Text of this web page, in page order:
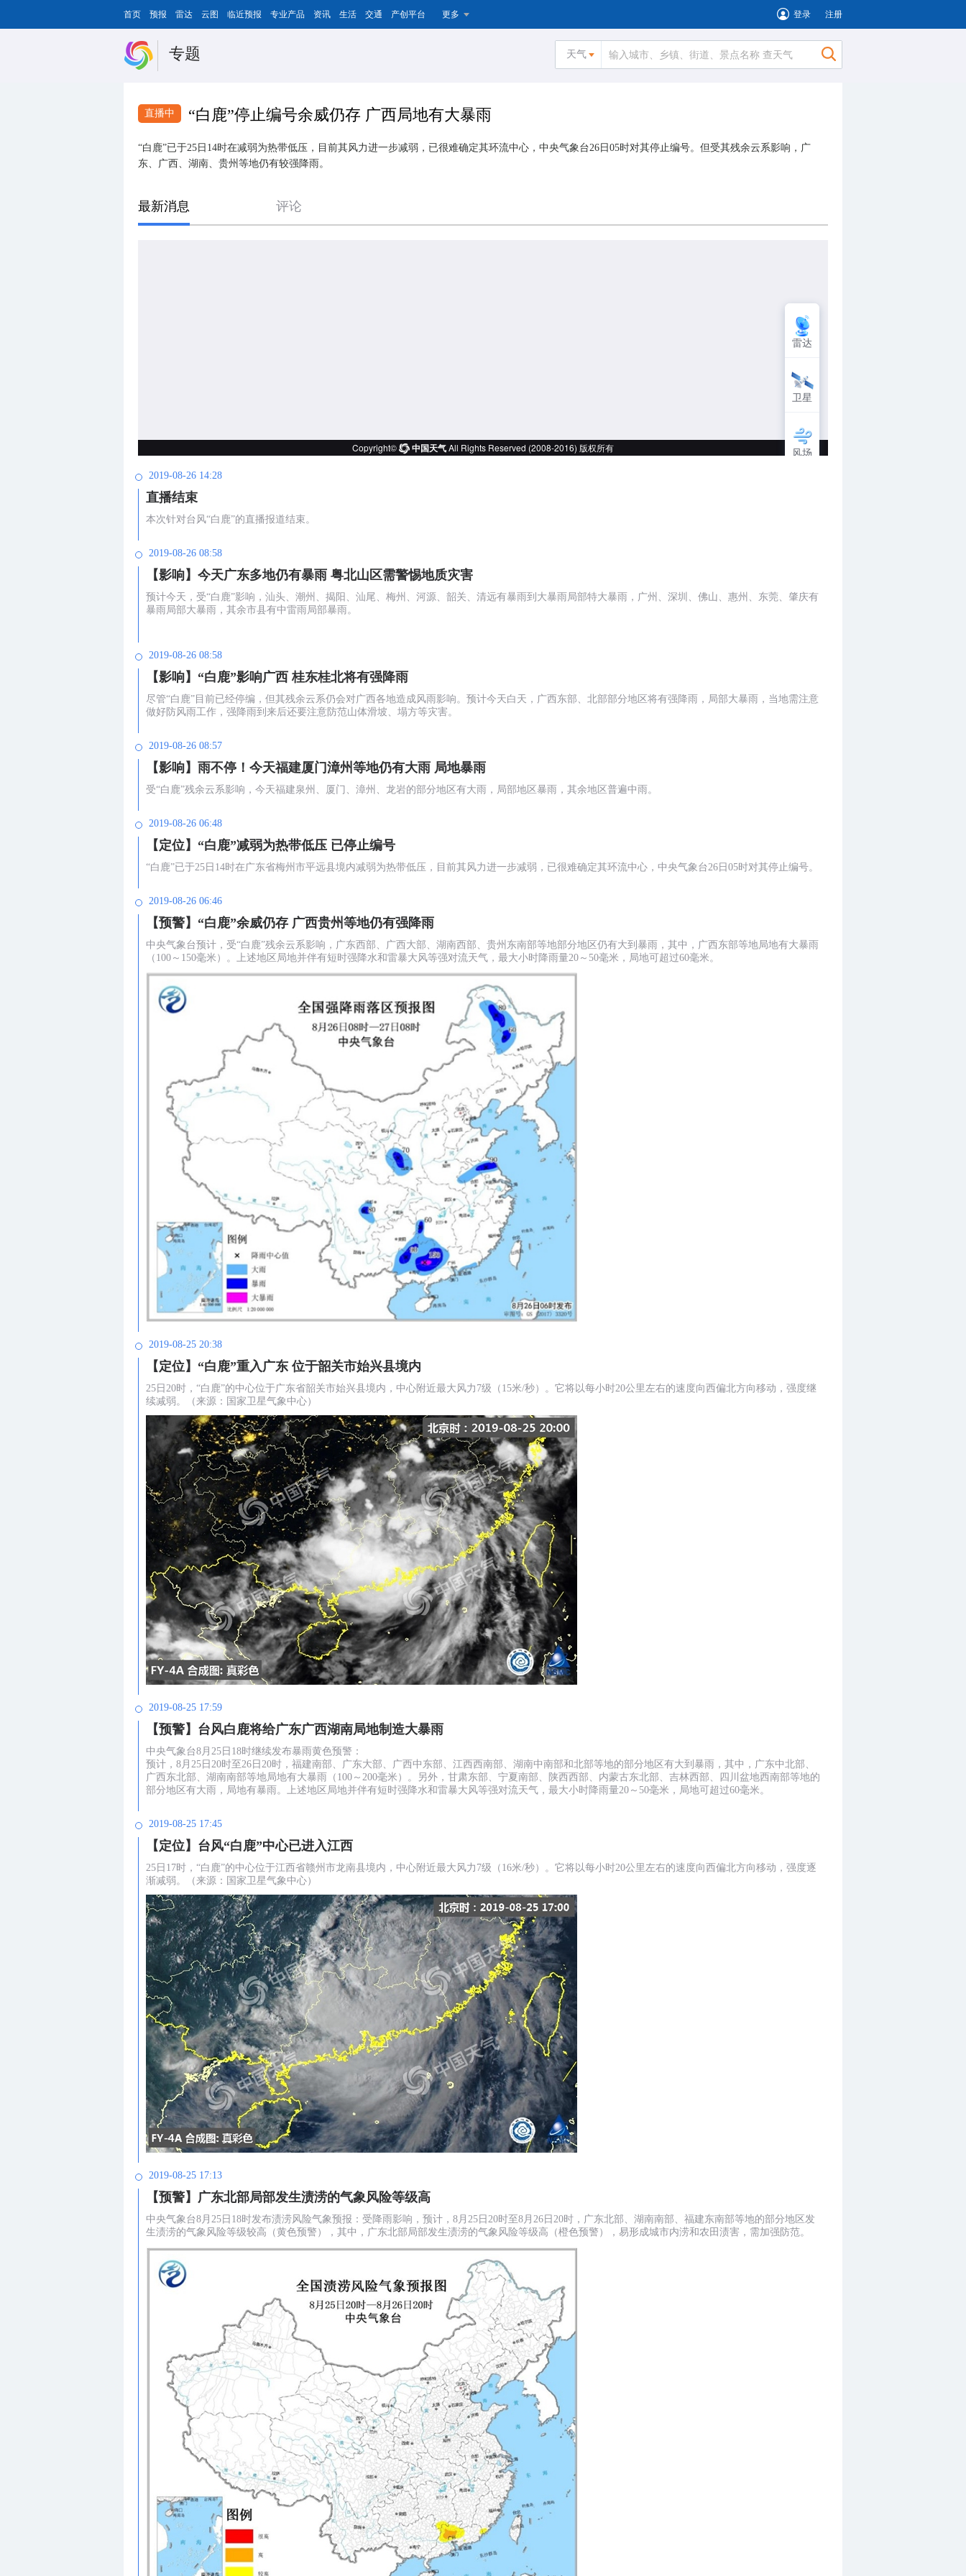
首页 预报 雷达 云图 临近预报 专业产品 资讯 生活 交通 产创平台 更多 登录 注册
专题 天气
直播中 “白鹿”停止编号余威仍存 广西局地有大暴雨
“白鹿”已于25日14时在减弱为热带低压，目前其风力进一步减弱，已很难确定其环流中心，中央气象台26日05时对其停止编号。但受其残余云系影响，广
东、广西、湖南、贵州等地仍有较强降雨。
最新消息 评论
2019-08-26 14:28
直播结束
本次针对台风“白鹿”的直播报道结束。
2019-08-26 08:58
【影响】今天广东多地仍有暴雨 粤北山区需警惕地质灾害
预计今天，受“白鹿”影响，汕头、潮州、揭阳、汕尾、梅州、河源、韶关、清远有暴雨到大暴雨局部特大暴雨，广州、深圳、佛山、惠州、东莞、肇庆有
暴雨局部大暴雨，其余市县有中雷雨局部暴雨。
2019-08-26 08:58
【影响】“白鹿”影响广西 桂东桂北将有强降雨
尽管“白鹿”目前已经停编，但其残余云系仍会对广西各地造成风雨影响。预计今天白天，广西东部、北部部分地区将有强降雨，局部大暴雨，当地需注意
做好防风雨工作，强降雨到来后还要注意防范山体滑坡、塌方等灾害。
2019-08-26 08:57
【影响】雨不停！今天福建厦门漳州等地仍有大雨 局地暴雨
受“白鹿”残余云系影响，今天福建泉州、厦门、漳州、龙岩的部分地区有大雨，局部地区暴雨，其余地区普遍中雨。
2019-08-26 06:48
【定位】“白鹿”减弱为热带低压 已停止编号
“白鹿”已于25日14时在广东省梅州市平远县境内减弱为热带低压，目前其风力进一步减弱，已很难确定其环流中心，中央气象台26日05时对其停止编号。
2019-08-26 06:46
【预警】“白鹿”余威仍存 广西贵州等地仍有强降雨
中央气象台预计，受“白鹿”残余云系影响，广东西部、广西大部、湖南西部、贵州东南部等地部分地区仍有大到暴雨，其中，广西东部等地局地有大暴雨
（100～150毫米）。上述地区局地并伴有短时强降水和雷暴大风等强对流天气，最大小时降雨量20～50毫米，局地可超过60毫米。
2019-08-25 20:38
【定位】“白鹿”重入广东 位于韶关市始兴县境内
25日20时，“白鹿”的中心位于广东省韶关市始兴县境内，中心附近最大风力7级（15米/秒）。它将以每小时20公里左右的速度向西偏北方向移动，强度继
续减弱。（来源：国家卫星气象中心）
2019-08-25 17:59
【预警】台风白鹿将给广东广西湖南局地制造大暴雨
中央气象台8月25日18时继续发布暴雨黄色预警：
预计，8月25日20时至26日20时，福建南部、广东大部、广西中东部、江西西南部、湖南中南部和北部等地的部分地区有大到暴雨，其中，广东中北部、
广西东北部、湖南南部等地局地有大暴雨（100～200毫米）。另外，甘肃东部、宁夏南部、陕西西部、内蒙古东北部、吉林西部、四川盆地西南部等地的
部分地区有大雨，局地有暴雨。上述地区局地并伴有短时强降水和雷暴大风等强对流天气，最大小时降雨量20～50毫米，局地可超过60毫米。
2019-08-25 17:45
【定位】台风“白鹿”中心已进入江西
25日17时，“白鹿”的中心位于江西省赣州市龙南县境内，中心附近最大风力7级（16米/秒）。它将以每小时20公里左右的速度向西偏北方向移动，强度逐
渐减弱。（来源：国家卫星气象中心）
2019-08-25 17:13
【预警】广东北部局部发生渍涝的气象风险等级高
中央气象台8月25日18时发布渍涝风险气象预报：受降雨影响，预计，8月25日20时至8月26日20时，广东北部、湖南南部、福建东南部等地的部分地区发
生渍涝的气象风险等级较高（黄色预警），其中，广东北部局部发生渍涝的气象风险等级高（橙色预警），易形成城市内涝和农田渍害，需加强防范。